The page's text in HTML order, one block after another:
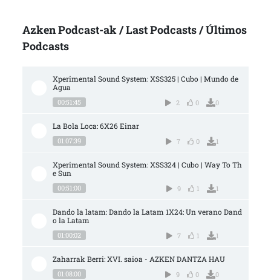
Azken Podcast-ak / Last Podcasts / Últimos
Podcasts
Xperimental Sound System: XSS325 | Cubo | Mundo de
Agua
00:51:45 2 0 0
La Bola Loca: 6X26 Einar
01:07:39 7 0 1
Xperimental Sound System: XSS324 | Cubo | Way To Th
e Sun
00:51:00 9 1 1
Dando la latam: Dando la Latam 1X24: Un verano Dand
o la Latam
01:00:02 7 1 1
Zaharrak Berri: XVI. saioa - AZKEN DANTZA HAU
01:08:00 9 0 0